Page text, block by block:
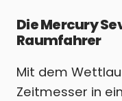
Die Mercury
Raumfahrer
Mit dem
Zeitmesser in